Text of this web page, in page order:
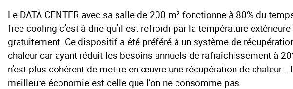
Le DATA CENTER avec sa salle de 200 m² fonctionne à 80% du
free-cooling c’est à dire qu’il est refroidi par la température extérieure
gratuitement. Ce dispositif a été préféré à un système de
chaleur car ayant réduit les besoins annuels de rafraîchissement à
n’est plus cohérent de mettre en œuvre une récupération de chaleur…
meilleure économie est celle que l’on ne consomme pas.